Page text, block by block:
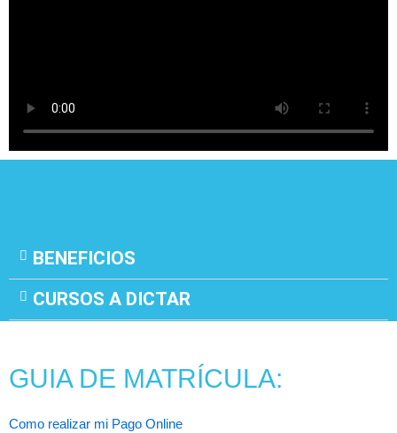
BENEFICIOS
CURSOS A DICTAR
GUIA DE MATRÍCULA:
Como realizar mi Pago Online